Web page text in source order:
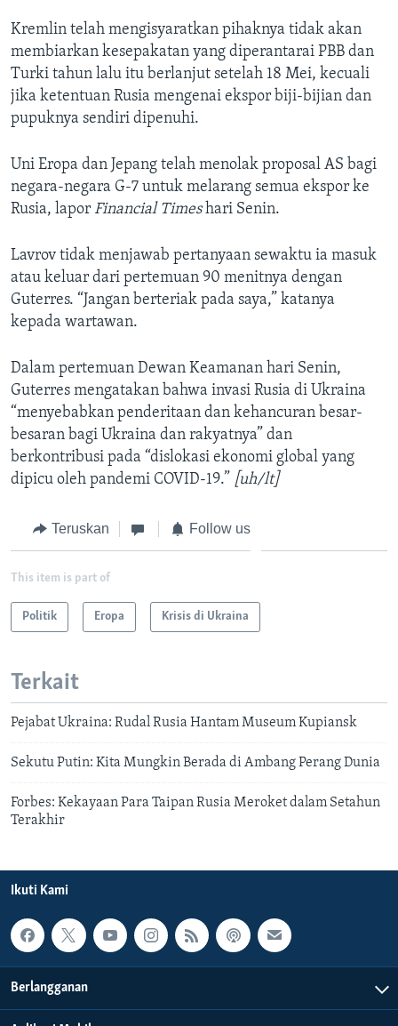
Kremlin telah mengisyaratkan pihaknya tidak akan
membiarkan kesepakatan yang diperantarai PBB dan
Turki tahun lalu itu berlanjut setelah 18 Mei, kecuali
jika ketentuan Rusia mengenai ekspor biji-bijian dan
pupuknya sendiri dipenuhi.
Uni Eropa dan Jepang telah menolak proposal AS bagi
negara-negara G-7 untuk melarang semua ekspor ke
Rusia, lapor Financial Timeshari Senin.
Lavrov tidak menjawab pertanyaan sewaktu ia masuk
atau keluar dari pertemuan 90 menitnya dengan
Guterres. “Jangan berteriak pada saya,” katanya
kepada wartawan.
Dalam pertemuan Dewan Keamanan hari Senin,
Guterres mengatakan bahwa invasi Rusia di Ukraina
“menyebabkan penderitaan dan kehancuran besar-
besaran bagi Ukraina dan rakyatnya” dan
berkontribusi pada “dislokasi ekonomi global yang
dipicu oleh pandemi COVID-19.” [uh/lt]
Teruskan Follow us
This item is part of
Politik Eropa Krisis di Ukraina
Terkait
Pejabat Ukraina: Rudal Rusia Hantam Museum Kupiansk
Sekutu Putin: Kita Mungkin Berada di Ambang Perang Dunia
Forbes: Kekayaan Para Taipan Rusia Meroket dalam Setahun
Terakhir
Ikuti Kami
Berlangganan